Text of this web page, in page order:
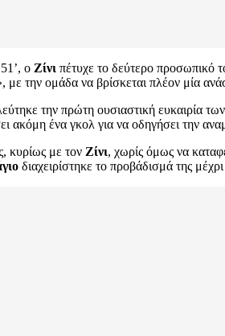
ο Ζίνι πέτυχε το δεύτερο προσωπικό
με την ομάδα να βρίσκεται πλέον μία
την πρώτη ουσιαστική ευκαιρία
ακόμη ένα γκολ για να οδηγήσει την
κυρίως με τον Ζίνι, χωρίς όμως να
διαχειρίστηκε το προβάδισμά της